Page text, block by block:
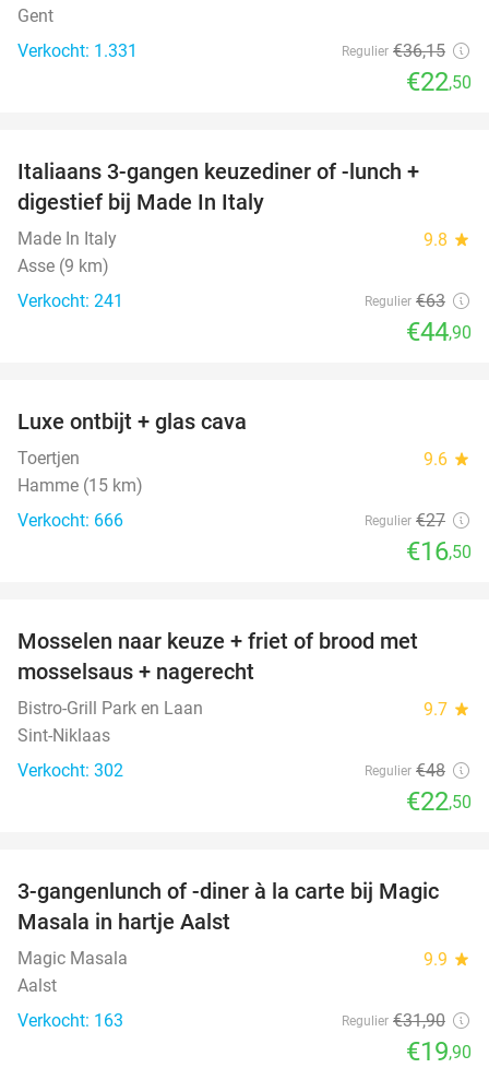
Gent
Verkocht: 1.331
Regulier €36,15
€22,50
Italiaans 3-gangen keuzediner of -lunch +
digestief bij Made In Italy
Made In Italy 9.8 star
Asse (9 km)
Verkocht: 241
Regulier €63
€44,90
Luxe ontbijt + glas cava
Toertjen 9.6 star
Hamme (15 km)
Verkocht: 666
Regulier €27
€16,50
Mosselen naar keuze + friet of brood met
mosselsaus + nagerecht
Bistro-Grill Park en Laan 9.7 star
Sint-Niklaas
Verkocht: 302
Regulier €48
€22,50
38%
3-gangenlunch of -diner à la carte bij Magic
Masala in hartje Aalst
Magic Masala 9.9 star
Aalst
Verkocht: 163
Regulier €31,90
€19,90